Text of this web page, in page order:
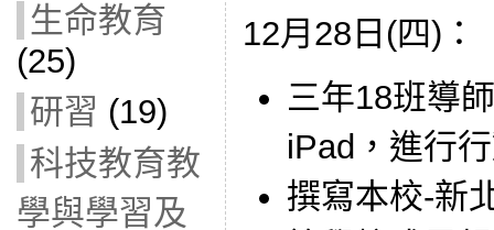
生命教育
(25)
研習 (19)
科技教育教
學與學習及
12月28日(四)：
三年18班導
iPad，進行
撰寫本校-新